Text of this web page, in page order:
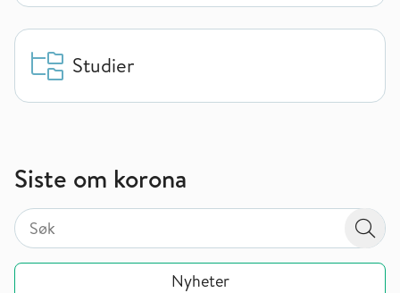
Studier
Siste om korona
Søk på valgt sidetype i tema / område
Søk på valgt sidetype i tema / område
Søk
Nyheter